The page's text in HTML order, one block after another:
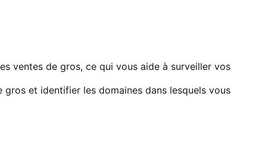
ventes de gros, ce qui vous aide à surveiller vos
et identifier les domaines dans lesquels vous